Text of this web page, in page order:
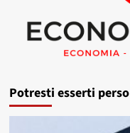
Potresti esserti perso